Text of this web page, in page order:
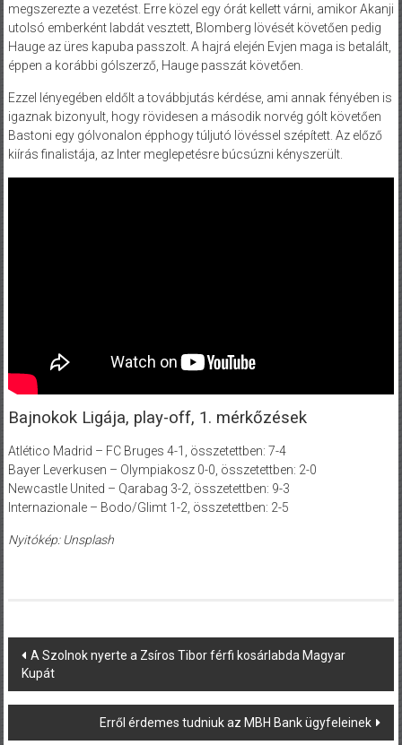
megszerezte a vezetést. Erre közel egy órát kellett várni, amikor Akanji
utolsó emberként labdát vesztett, Blomberg lövését követően pedig
Hauge az üres kapuba passzolt. A hajrá elején Evjen maga is betalált,
éppen a korábbi gólszerző, Hauge passzát követően.
Ezzel lényegében eldőlt a továbbjutás kérdése, ami annak fényében is
igaznak bizonyult, hogy rövidesen a második norvég gólt követően
Bastoni egy gólvonalon épphogy túljutó lövéssel szépített. Az előző
kiírás finalistája, az Inter meglepetésre búcsúzni kényszerült.
Bajnokok Ligája, play-off, 1. mérkőzések
Atlético Madrid – FC Bruges 4-1, összetettben: 7-4
Bayer Leverkusen – Olympiakosz 0-0, összetettben: 2-0
Newcastle United – Qarabag 3-2, összetettben: 9-3
Internazionale – Bodo/Glimt 1-2, összetettben: 2-5
Nyitókép: Unsplash
Post
navigation
A Szolnok nyerte a Zsíros Tibor férfi kosárlabda Magyar
Kupát
Erről érdemes tudniuk az MBH Bank ügyfeleinek